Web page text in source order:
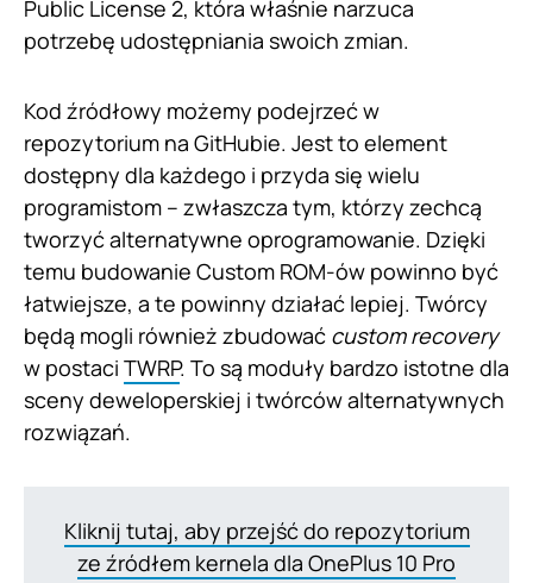
Public License 2, która właśnie narzuca
potrzebę udostępniania swoich zmian.
Kod źródłowy możemy podejrzeć w
repozytorium na GitHubie. Jest to element
dostępny dla każdego i przyda się wielu
programistom – zwłaszcza tym, którzy zechcą
tworzyć alternatywne oprogramowanie. Dzięki
temu budowanie Custom ROM-ów powinno być
łatwiejsze, a te powinny działać lepiej. Twórcy
będą mogli również zbudować custom recovery
w postaci TWRP. To są moduły bardzo istotne dla
sceny deweloperskiej i twórców alternatywnych
rozwiązań.
Kliknij tutaj, aby przejść do repozytorium
ze źródłem kernela dla OnePlus 10 Pro